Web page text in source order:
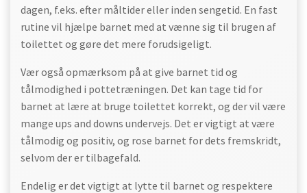
dagen, f.eks. efter måltider eller inden sengetid. En fast
rutine vil hjælpe barnet med at vænne sig til brugen af
toilettet og gøre det mere forudsigeligt.
Vær også opmærksom på at give barnet tid og
tålmodighed i pottetræningen. Det kan tage tid for
barnet at lære at bruge toilettet korrekt, og der vil være
mange ups and downs undervejs. Det er vigtigt at være
tålmodig og positiv, og rose barnet for dets fremskridt,
selvom der er tilbagefald.
Endelig er det vigtigt at lytte til barnet og respektere